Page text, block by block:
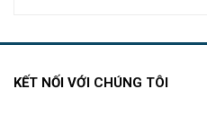
KẾT NỐI VỚI CHÚNG TÔI